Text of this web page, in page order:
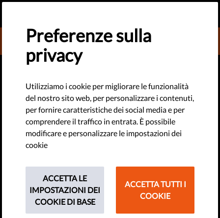
DONATE TO LIBERTIES
#STOPUPLOADFILTERS
Unisciti alla nostra campagna
per proteggere la libertà di
Preferenze sulla
privacy
Utilizziamo i cookie per migliorare le funzionalità
del nostro sito web, per personalizzare i contenuti,
per fornire caratteristiche dei social media e per
comprendere il traffico in entrata. È possibile
modificare e personalizzare le impostazioni dei
cookie
ACCETTA LE
IMPOSTAZIONI DEI
COOKIE DI BASE
ACCETTA TUTTI I
COOKIE